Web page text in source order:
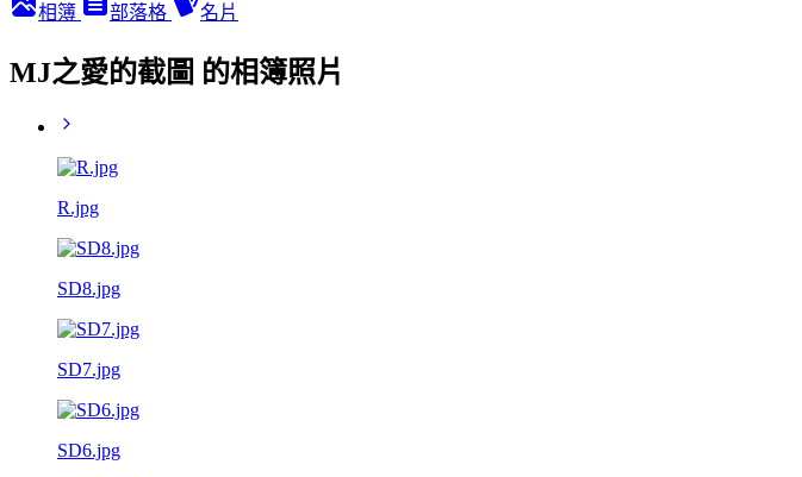
相簿 部落格 名片
MJ之愛的截圖 的相簿照片
R.jpg
SD8.jpg
SD7.jpg
SD6.jpg